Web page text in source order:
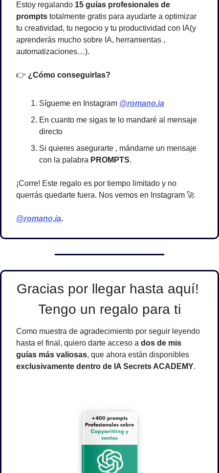
Estoy regalando 15 guías profesionales de
prompts totalmente gratis para ayudarte a optimizar
tu creatividad, tu negocio y tu productividad con IA(y
aprenderás mucho sobre IA, herramientas ,
automatizaciones…).
👉 ¿Cómo conseguirlas?
Sígueme en Instagram @romano.ia
En cuanto me sigas te lo mandaré al mensaje
directo
Si quieres asegurarte , mándame un mensaje
con la palabra PROMPTS.
¡Corre! Este regalo es por tiempo limitado y no
querrás quedarte fuera. Nos vemos en Instagram 🚀
@romano.ia.
Gracias por llegar hasta aquí!
Tengo un regalo para ti
Como muestra de agradecimiento por seguir leyendo
hasta el final, quiero darte acceso a dos de mis
guías más valiosas
exclusivamente dentro de IA Secrets ACADEMY.